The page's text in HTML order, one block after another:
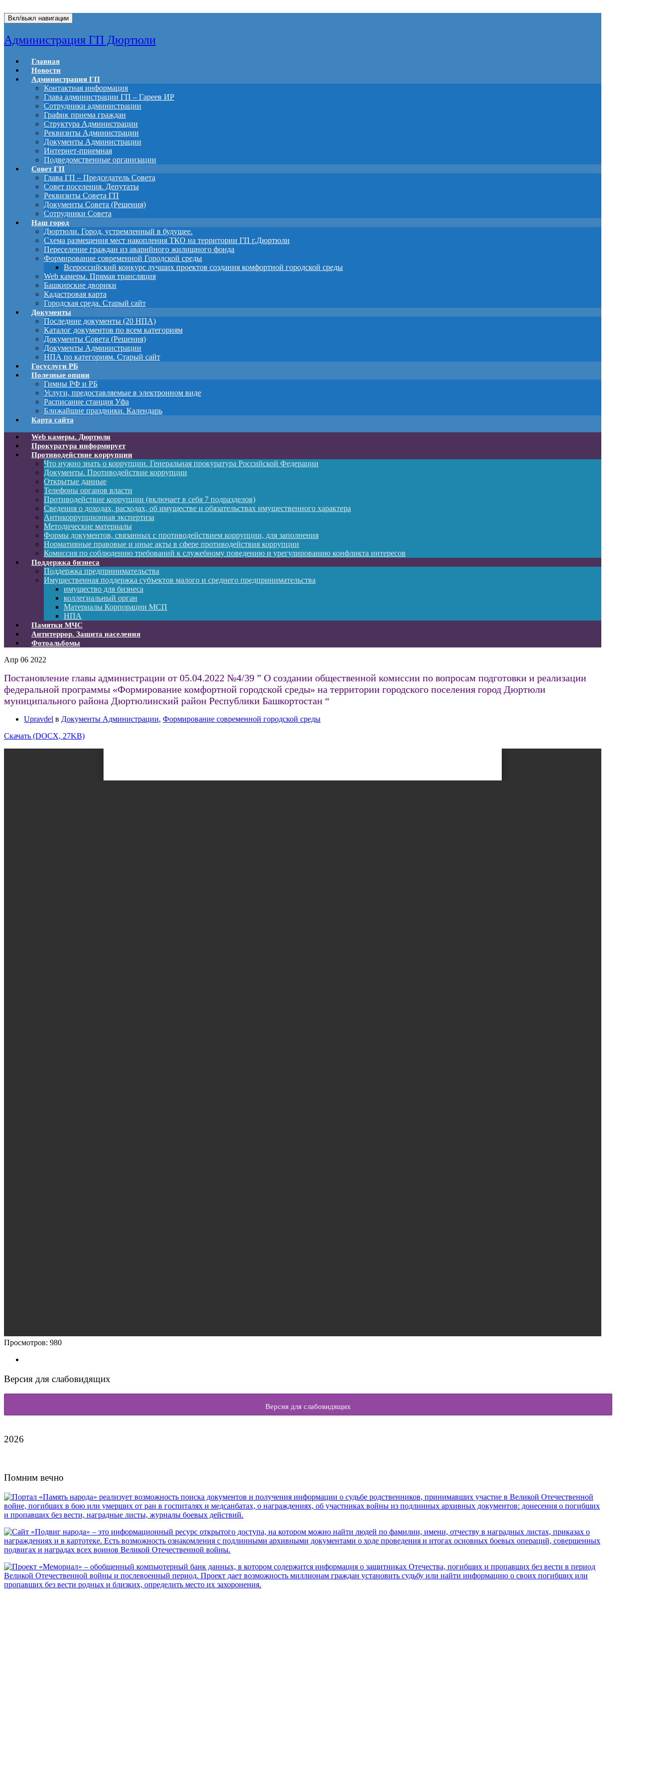
Вкл/выкл навигации
Администрация ГП Дюртюли
Главная
Новости
Администрация ГП
Контактная информация
Глава администрации ГП – Гареев ИР
Сотрудники администрации
График приема граждан
Структура Администрации
Реквизиты Администрации
Документы Администрации
Интернет-приемная
Подведомственные организации
Совет ГП
Глава ГП – Председатель Совета
Совет поселения. Депутаты
Реквизиты Совета ГП
Документы Совета (Решения)
Сотрудники Совета
Наш город
Дюртюли. Город, устремленный в будущее.
Схема размещения мест накопления ТКО на территории ГП г.Дюртюли
Переселение граждан из аварийного жилищного фонда
Формирование современной Городской среды
Всероссийский конкурс лучших проектов создания комфортной городской среды
Web камеры. Прямая трансляция
Башкирские дворики
Кадастровая карта
Городская среда. Старый сайт
Документы
Последние документы (20 НПА)
Каталог документов по всем категориям
Документы Совета (Решения)
Документы Администрации
НПА по категориям. Старый сайт
Госуслуги РБ
Полезные опции
Гимны РФ и РБ
Услуги, предоставляемые в электронном виде
Расписание станция Уфа
Ближайшие праздники. Календарь
Карта сайта
Web камеры. Дюртюли
Прокуратура информирует
Противодействие коррупции
Что нужно знать о коррупции. Генеральная прокуратура Российской Федерации
Документы. Противодействие коррупции
Открытые данные
Телефоны органов власти
Противодействие коррупции (включает в себя 7 подразделов)
Сведения о доходах, расходах, об имуществе и обязательствах имущественного характера
Антикоррупционная экспертиза
Методические материалы
Формы документов, связанных с противодействием коррупции, для заполнения
Нормативные правовые и иные акты в сфере противодействия коррупции
Комиссия по соблюдению требований к служебному поведению и урегулированию конфликта интересов
Поддержка бизнеса
Поддержка предпринимательства
Имущественная поддержка субъектов малого и среднего предпринимательства
имущество для бизнеса
коллегиальный орган
Материалы Корпорации МСП
НПА
Памятки МЧС
Антитеррор. Защита населения
Фотоальбомы
Апр 06 2022
Постановление главы администрации от 05.04.2022 №4/39 ” О создании общественной комиссии по вопросам подготовки и реализации
федеральной программы «Формирование комфортной городской среды» на территории городского поселения город Дюртюли
муниципального района Дюртюлинский район Республики Башкортостан “
Upravdel в Документы Администрации, Формирование современной городской среды
Скачать (DOCX, 27KB)
Просмотров: 980
Версия для слабовидящих
Версия для слабовидящих
2026
Помним вечно